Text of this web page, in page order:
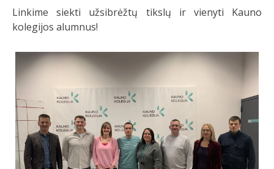
Linkime siekti užsibrėžtų tikslų ir vienyti Kauno
kolegijos alumnus!